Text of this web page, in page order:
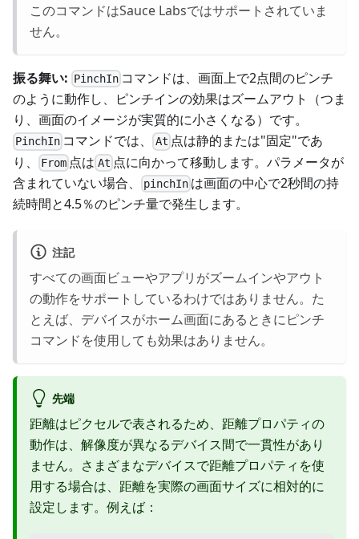
このコマンドはSauce Labsではサポートされていま
せん。
振る舞い: PinchIn コマンドは、画面上で2点間のピンチ
のように動作し、ピンチインの効果はズームアウト（つま
り、画面のイメージが実質的に小さくなる）です。
PinchIn コマンドでは、 At 点は静的または"固定"であ
り、
From 点は At 点に向かって移動します。パラメータが
含まれていない場合、
pinchIn は画面の中心で2秒間の持
続時間と4.5％のピンチ量で発生します。
注記
すべての画面ビューやアプリがズームインやアウト
の動作をサポートしているわけではありません。た
とえば、デバイスがホーム画面にあるときにピンチ
コマンドを使用しても効果はありません。
先端
距離はピクセルで表されるため、距離プロパティの
動作は、解像度が異なるデバイス間で一貫性があり
ません。さまざまなデバイスで距離プロパティを使
用する場合は、距離を実際の画面サイズに相対的に
設定します。例えば：